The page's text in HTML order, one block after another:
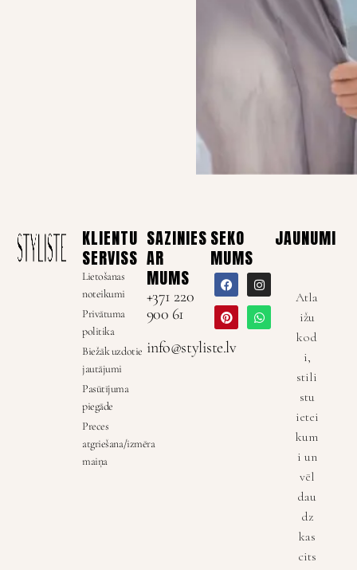
KLIENTU
SERVISS
Lietošanas
noteikumi
Privātuma
politika
Biežāk uzdotie
jautājumi
Pasūtījuma
piegāde
Preces
atgriešana/izmēra
maiņa
SAZINIES
AR
MUMS
+371 220
900 61
info@styliste.lv
SEKO
MUMS
JAUNUMI
Atla
ižu
kod
i,
stili
stu
ietei
kum
i un
vēl
dau
dz
kas
cits